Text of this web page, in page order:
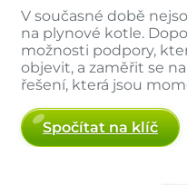
V současné době
na plynové kotle.
možnosti podpory,
objevit, a zaměřit se
řešení, která jsou
Spočítat na klíč